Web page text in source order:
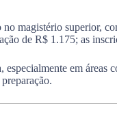
magistério superior,
de R$ 1.175; as
em